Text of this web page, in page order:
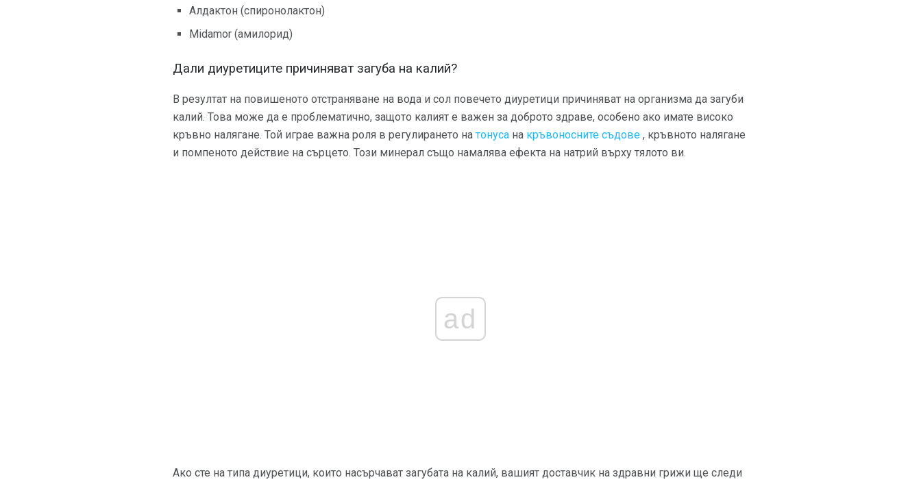
Алдактон (спиронолактон)
Midamor (амилорид)
Дали диуретиците причиняват загуба на калий?
В резултат на повишеното отстраняване на вода и сол повечето диуретици причиняват на организма да загуби
калий. Това може да е проблематично, защото калият е важен за доброто здраве, особено ако имате високо
кръвно налягане. Той играе важна роля в регулирането на тонуса на кръвоносните съдове , кръвното налягане
и помпеното действие на сърцето. Този минерал също намалява ефекта на натрий върху тялото ви.
ad
Ако сте на типа диуретици, които насърчават загубата на калий, вашият доставчик на здравни грижи ще следи